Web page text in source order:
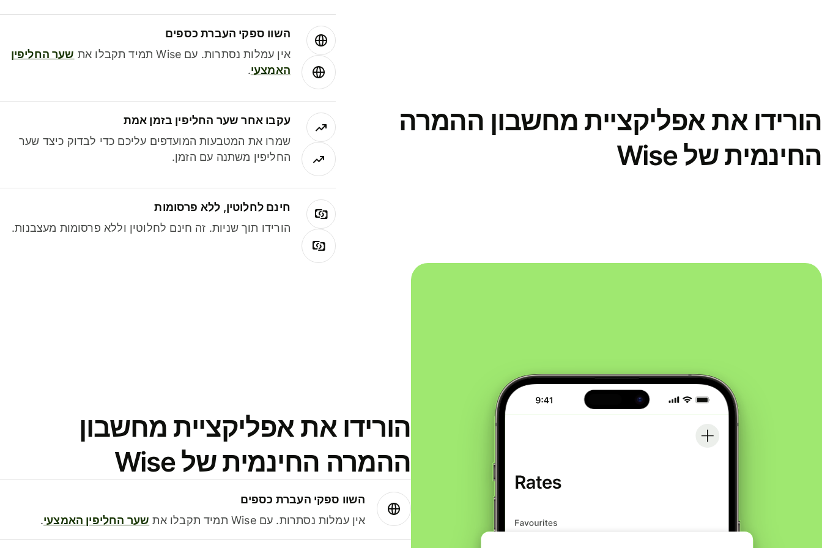
הורידו את אפליקציית מחשבון ההמרה
החינמית של Wise
השוו ספקי העברת כספים
אין עמלות נסתרות. עם Wise תמיד תקבלו את
שער החליפין
האמצעי.
עקבו אחר שער החליפין בזמן אמת
שמרו את המטבעות המועדפים עליכם כדי לבדוק כיצד שער
החליפין משתנה עם הזמן.
חינם לחלוטין, ללא פרסומות
הורידו תוך שניות. זה חינם לחלוטין וללא פרסומות מעצבנות.
הורידו את אפליקציית מחשבון
ההמרה החינמית של Wise
השוו ספקי העברת כספים
אין עמלות נסתרות. עם Wise תמיד תקבלו את
שער החליפין האמצעי.